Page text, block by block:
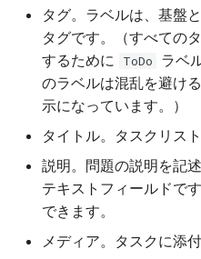
タグ。ラベルは、基盤
タグです。（すべての
するために
ToDo
ラベ
のラベルは混乱を避け
示になっています。）
タイトル。タスクリス
説明。問題の説明を記
テキストフィールドで
できます。
メディア。タスクに添